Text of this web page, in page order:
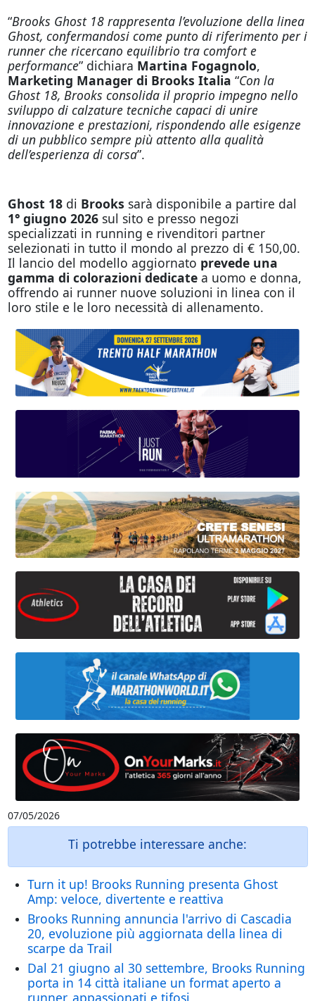
“Brooks Ghost 18 rappresenta l’evoluzione della linea
Ghost, confermandosi come punto di riferimento per i
runner che ricercano equilibrio tra comfort e
performance” dichiara Martina Fogagnolo,
Marketing Manager di Brooks Italia “Con la
Ghost 18, Brooks consolida il proprio impegno nello
sviluppo di calzature tecniche capaci di unire
innovazione e prestazioni, rispondendo alle esigenze
di un pubblico sempre più attento alla qualità
dell’esperienza di corsa”.
Ghost 18di Brooks sarà disponibile a partire dal
1° giugno 2026sul sito e presso negozi
specializzati in running e rivenditori partner
selezionati in tutto il mondo al prezzo di € 150,00.
Il lancio del modello aggiornato prevede una
gamma di colorazioni dedicatea uomo e donna,
offrendo ai runner nuove soluzioni in linea con il
loro stile e le loro necessità di allenamento.
07/05/2026
Ti potrebbe interessare anche:
Turn it up! Brooks Running presenta Ghost
Amp: veloce, divertente e reattiva
Brooks Running annuncia l'arrivo di Cascadia
20, evoluzione più aggiornata della linea di
scarpe da Trail
Dal 21 giugno al 30 settembre, Brooks Running
porta in 14 città italiane un format aperto a